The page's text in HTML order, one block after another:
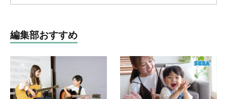
編集部おすすめ